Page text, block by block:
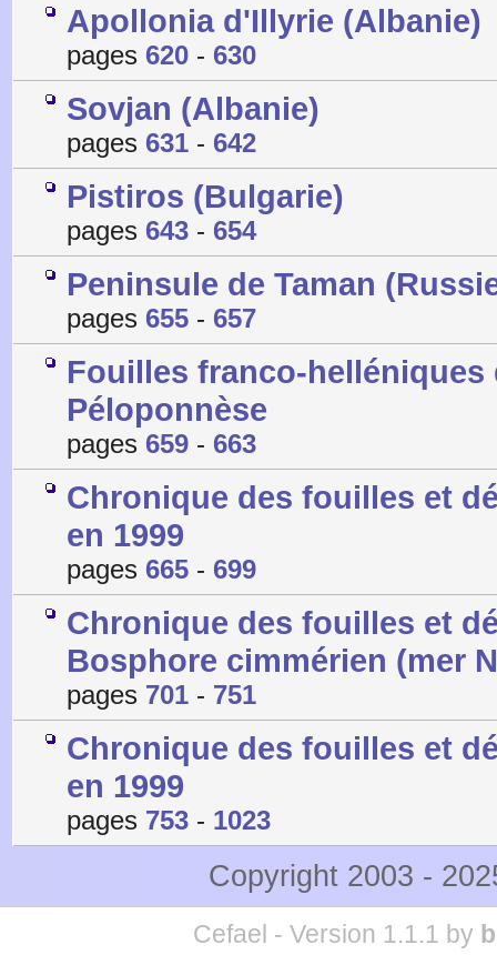
Apollonia d'Illyrie (Albanie)
pages 620 - 630
Sovjan (Albanie)
pages 631 - 642
Pistiros (Bulgarie)
pages 643 - 654
Peninsule de Taman
pages 655 - 657
Fouilles franco-
Péloponnèse
pages 659 - 663
Chronique des fouilles et
en 1999
pages 665 - 699
Chronique des fouilles et
Bosphore cimmérien (mer
pages 701 - 751
Chronique des fouilles et
en 1999
pages 753 - 1023
Copyright 2003 -
Cefael - Version 1.1.1 by